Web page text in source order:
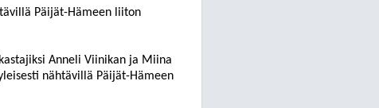
Päijät-Hämeen liiton
Anneli Viinikan ja Miina
nähtävillä Päijät-Hämeen